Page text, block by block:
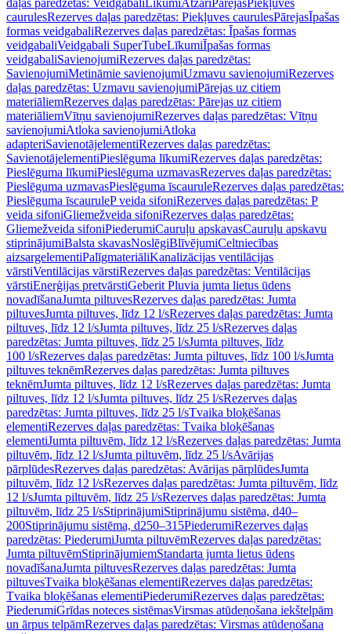
daļas paredzētas: Veidgabali LīkumiAtzari PārejasPiekļuves
caurulesRezerves daļas paredzētas: Piekļuves caurulesPārejasĪpašas
formas veidgabaliRezerves daļas paredzētas: Īpašas formas
veidgabaliVeidgabali SuperTubeLīkumiĪpašas formas
veidgabaliSavienojumiRezerves daļas paredzētas:
SavienojumiMetināmie savienojumiUzmavu savienojumiRezerves
daļas paredzētas: Uzmavu savienojumiPārejas uz citiem
materiāliemRezerves daļas paredzētas: Pārejas uz citiem
materiāliemVītņu savienojumiRezerves daļas paredzētas: Vītņu
savienojumiAtloka savienojumiAtloka
adapteriSavienotājelementiRezerves daļas paredzētas:
SavienotājelementiPieslēguma līkumiRezerves daļas paredzētas:
Pieslēguma līkumiPieslēguma uzmavasRezerves daļas paredzētas:
Pieslēguma uzmavasPieslēguma īscauruleRezerves daļas paredzētas:
Pieslēguma īscauruleP veida sifoniRezerves daļas paredzētas: P
veida sifoniGliemežveida sifoniRezerves daļas paredzētas:
Gliemežveida sifoniPiederumiCauruļu apskavasCauruļu apskavu
stiprinājumiBalsta skavasNoslēgiBlīvējumiCeltniecības
aizsargelementiPalīgmateriāliKanalizācijas ventilācijas
vārstiVentilācijas vārstiRezerves daļas paredzētas: Ventilācijas
vārstiEnerģijas pretvārstiGeberit Pluvia jumta lietus ūdens
novadīšanaJumta piltuvesRezerves daļas paredzētas: Jumta
piltuvesJumta piltuves, līdz 12 l/sRezerves daļas paredzētas: Jumta
piltuves, līdz 12 l/sJumta piltuves, līdz 25 l/sRezerves daļas
paredzētas: Jumta piltuves, līdz 25 l/sJumta piltuves, līdz
100 l/sRezerves daļas paredzētas: Jumta piltuves, līdz 100 l/sJumta
piltuves teknēmRezerves daļas paredzētas: Jumta piltuves
teknēmJumta piltuves, līdz 12 l/sRezerves daļas paredzētas: Jumta
piltuves, līdz 12 l/sJumta piltuves, līdz 25 l/sRezerves daļas
paredzētas: Jumta piltuves, līdz 25 l/sTvaika bloķēšanas
elementiRezerves daļas paredzētas: Tvaika bloķēšanas
elementiJumta piltuvēm, līdz 12 l/sRezerves daļas paredzētas: Jumta
piltuvēm, līdz 12 l/sJumta piltuvēm, līdz 25 l/sAvārijas
pārplūdesRezerves daļas paredzētas: Avārijas pārplūdesJumta
piltuvēm, līdz 12 l/sRezerves daļas paredzētas: Jumta piltuvēm, līdz
12 l/sJumta piltuvēm, līdz 25 l/sRezerves daļas paredzētas: Jumta
piltuvēm, līdz 25 l/sStiprinājumiStiprinājumu sistēma, d40–
200Stiprinājumu sistēma, d250–315PiederumiRezerves daļas
paredzētas: PiederumiJumta piltuvēmRezerves daļas paredzētas:
Jumta piltuvēmStiprinājumiemStandarta jumta lietus ūdens
novadīšanaJumta piltuvesRezerves daļas paredzētas: Jumta
piltuvesTvaika bloķēšanas elementiRezerves daļas paredzētas:
Tvaika bloķēšanas elementiPiederumiRezerves daļas paredzētas:
PiederumiGrīdas noteces sistēmasVirsmas atūdeņošana iekštelpām
un ārpus telpāmRezerves daļas paredzētas: Virsmas atūdeņošana